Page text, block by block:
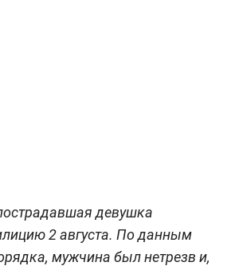
девушка
2 августа. По данным
мужчина был нетрезв и,